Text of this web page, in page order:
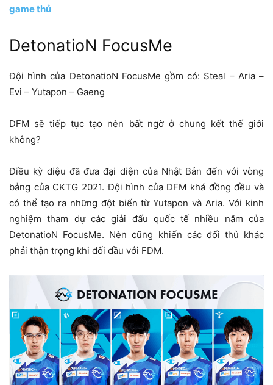
game thủ
DetonatioN FocusMe
Đội hình của DetonatioN FocusMe gồm có: Steal – Aria –
Evi – Yutapon – Gaeng
DFM sẽ tiếp tục tạo nên bất ngờ ở chung kết thế giới
không?
Điều kỳ diệu đã đưa đại diện của Nhật Bản đến với vòng
bảng của CKTG 2021. Đội hình của DFM khá đồng đều và
có thể tạo ra những đột biến từ Yutapon và Aria. Với kinh
nghiệm tham dự các giải đấu quốc tế nhiều năm của
DetonatioN FocusMe. Nên cũng khiến các đối thủ khác
phải thận trọng khi đối đầu với FDM.